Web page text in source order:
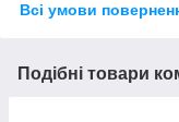
Всі умови
Подібні товари